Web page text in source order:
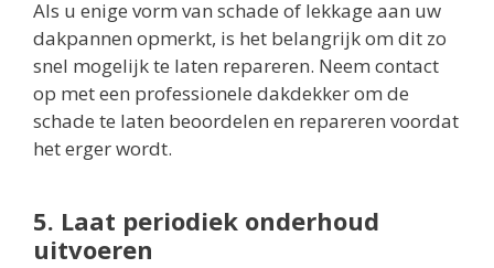
Als u enige vorm van schade of lekkage aan uw
dakpannen opmerkt, is het belangrijk om dit zo
snel mogelijk te laten repareren. Neem contact
op met een professionele dakdekker om de
schade te laten beoordelen en repareren voordat
het erger wordt.
5. Laat periodiek onderhoud
uitvoeren